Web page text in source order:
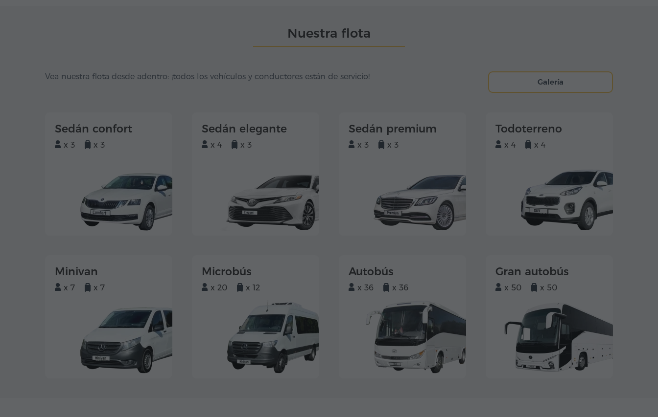
Nuestra flota
Vea nuestra flota desde adentro: ¡todos los vehículos y conductores están de servicio!
Galería
Sedán confort
x 3 x 3
Sedán elegante
x 4 x 3
Sedán premium
x 3 x 3
Todoterreno
x 4 x 4
Minivan
x 7 x 7
Microbús
x 20 x 12
Autobús
x 36 x 36
Gran autobús
x 50 x 50